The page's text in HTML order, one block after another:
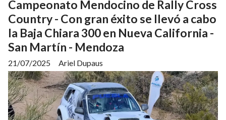
Campeonato Mendocino de Rally Cross
Country - Con gran éxito se llevó a cabo
la Baja Chiara 300 en Nueva California -
San Martín - Mendoza
Ariel Dupaus
21/07/2025